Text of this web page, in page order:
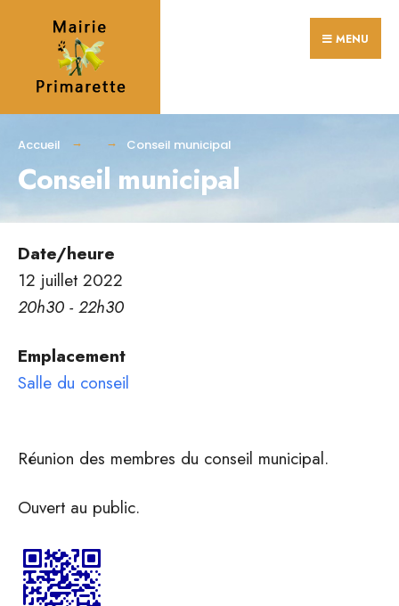
content
MENU
Accueil Conseil municipal
Conseil municipal
Date/heure
12 juillet 2022
20h30 - 22h30
Emplacement
Salle du conseil
Réunion des membres du conseil municipal.
Ouvert au public.
for: